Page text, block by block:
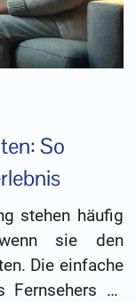
So
stehen häufig
wenn sie den
Die einfache
Fernsehers zu